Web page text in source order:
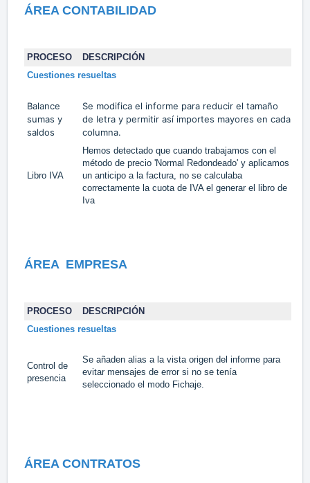
ÁREA CONTABILIDAD
PROCESO DESCRIPCIÓN
Cuestiones resueltas
Balance
sumas y
saldos
Se modifica el informe para reducir el tamaño
de letra y permitir así importes mayores en cada
columna.
Libro IVA
Hemos detectado que cuando trabajamos con el
método de precio 'Normal Redondeado' y aplicamos
un anticipo a la factura, no se calculaba
correctamente la cuota de IVA el generar el libro de
Iva
ÁREA EMPRESA
PROCESO DESCRIPCIÓN
Cuestiones resueltas
Control de
presencia
Se añaden alias a la vista origen del informe para
evitar mensajes de error si no se tenía
seleccionado el modo Fichaje.
ÁREA CONTRATOS